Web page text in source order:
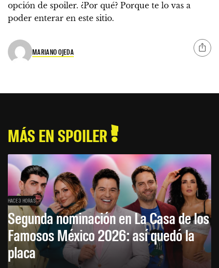
opción de spoiler. ¿Por qué? Porque te lo vas a
poder enterar en este sitio.
MARIANO OJEDA
MÁS EN SPOILER
HACE 3 HORAS
Segunda nominación en La Casa de los
Famosos México 2026: así quedó la
placa